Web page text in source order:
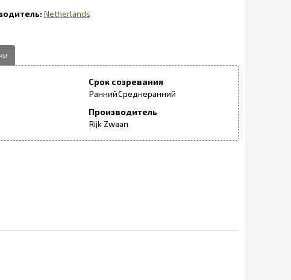
Netherlands
Срок созревания
РаннийСреднеранний
Производитель
Rijk Zwaan